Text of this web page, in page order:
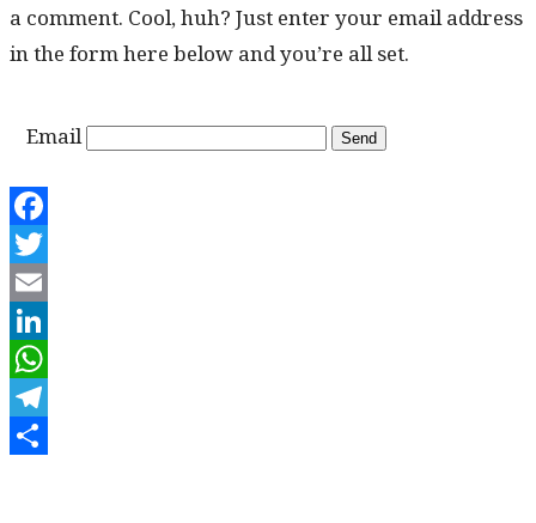
a com­ment. Cool, huh? Just enter your email address
in the form here below and you’re all set.
Email
Facebook
Twitter
Email
LinkedIn
WhatsApp
Telegram